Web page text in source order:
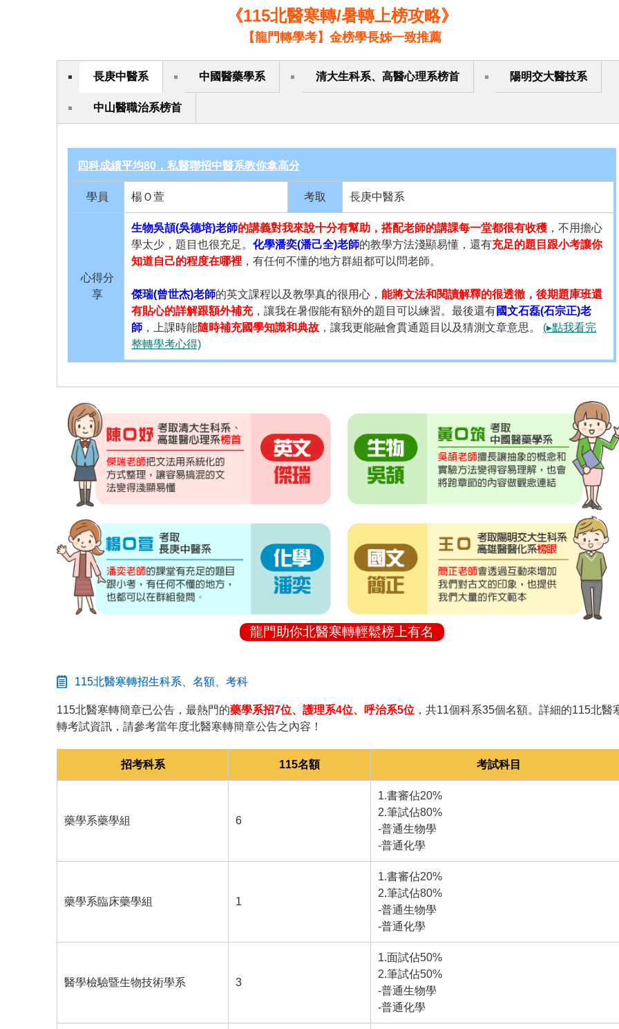
《115北醫寒轉/暑轉上榜攻略》
【龍門轉學考】金榜學長姊一致推薦
長庚中醫系 中國醫藥學系 清大生科系、高醫心理系榜首 陽明交大醫技系
中山醫職治系榜首
四科成績平均80，私醫聯招中醫系教你拿高分
學員 楊Ｏ萱 考取 長庚中醫系
心得分
享
生物吳頡(吳德培)老師的講義對我來說十分有幫助，搭配老師的講課每一堂都很有收穫 ，不用擔心
學太少，題目也很充足。 化學潘奕(潘己全)老師的教學方法淺顯易懂，還有充足的題目跟小考讓你
知道自己的程度在哪裡 ，有任何不懂的地方群組都可以問老師。
傑瑞(曾世杰)老師的英文課程以及教學真的很用心， 能將文法和閱讀解釋的很透徹，後期題庫班還
有貼心的詳解跟額外補充，讓我在暑假能有額外的題目可以練習。最後還有國文石磊(石宗正)老
師 ，上課時能隨時補充國學知識和典故 ，讓我更能融會貫通題目以及猜測文章意思。 (▸點我看完
整轉學考心得)
龍門助你北醫寒轉輕鬆榜上有名
115北醫寒轉招生科系、名額、考科
115北醫寒轉簡章已公告，最熱門的藥學系招7位、護理系4位、呼治系5位 ，共11個科系35個名額。詳細的115北醫
轉考試資訊，請參考當年度北醫寒轉簡章公告之內容！
招考科系 115名額 考試科目
藥學系藥學組 6
1.書審佔20%
2.筆試佔80%
-普通生物學
-普通化學
藥學系臨床藥學組 1
1.書審佔20%
2.筆試佔80%
-普通生物學
-普通化學
醫學檢驗暨生物技術學系 3
1.面試佔50%
2.筆試佔50%
-普通生物學
-普通化學